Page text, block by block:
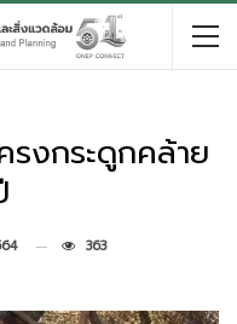
งกระดูกคล้าย
363